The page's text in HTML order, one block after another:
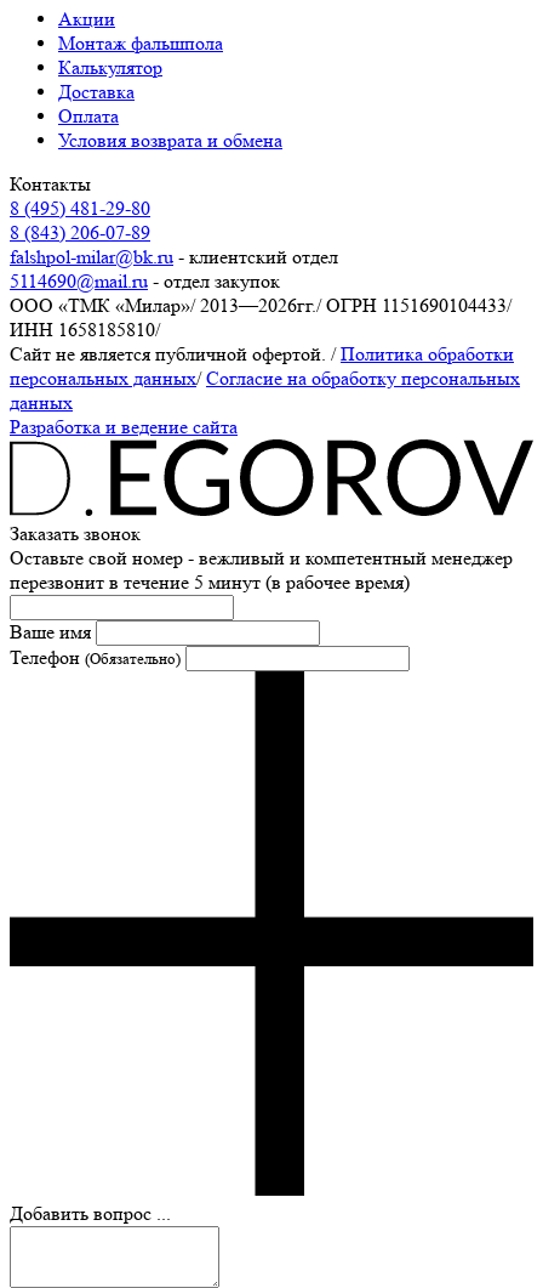
Акции
Монтаж фальшпола
Калькулятор
Доставка
Оплата
Условия возврата и обмена
Контакты
8 (495) 481-29-80
8 (843) 206-07-89
falshpol-milar@bk.ru - клиентский отдел
5114690@mail.ru - отдел закупок
ООО «ТМК «Милар»/ 2013—2026гг./ОГРН 1151690104433/
ИНН 1658185810/
Сайт не является публичной офертой. / Политика обработки
персональных данных/ Согласие на обработку персональных
данных
Разработка и ведение сайта
Заказать звонок
Оставьте свой номер - вежливый и компетентный менеджер
перезвонит в течение 5 минут (в рабочее время)
Ваше имя
Телефон (Обязательно)
Добавить вопрос ...